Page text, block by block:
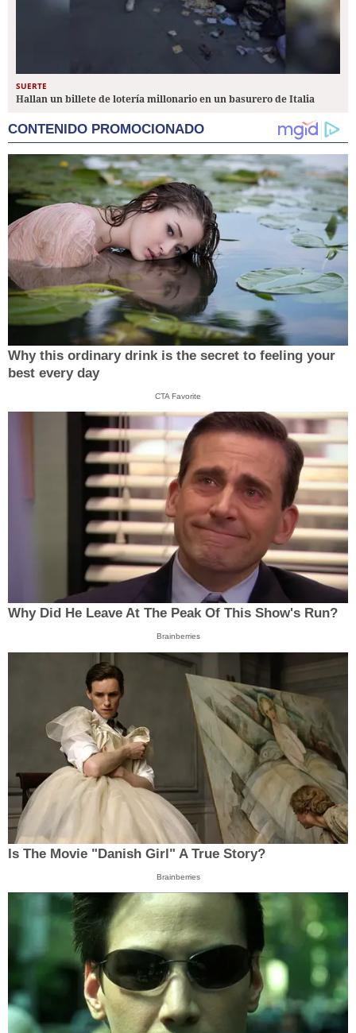
SUERTE
Hallan un billete de lotería millonario en un basurero de Italia
CONTENIDO PROMOCIONADO
Why this ordinary drink is the secret to feeling your
best every day
CTA Favorite
Why Did He Leave At The Peak Of This Show's Run?
Brainberries
Is The Movie "Danish Girl" A True Story?
Brainberries